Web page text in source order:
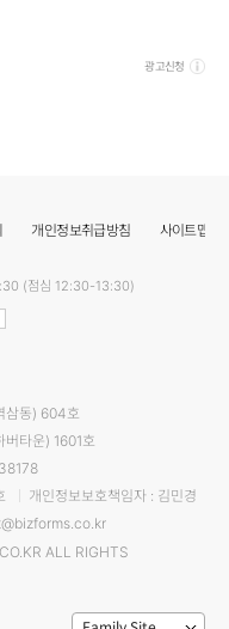
광고신청
개인정보취급방침 사이트맵
(점심 12:30-13:30)
삼동) 604호
타운) 1601호
개인정보보호책임자 : 김민경
ALL RIGHTS